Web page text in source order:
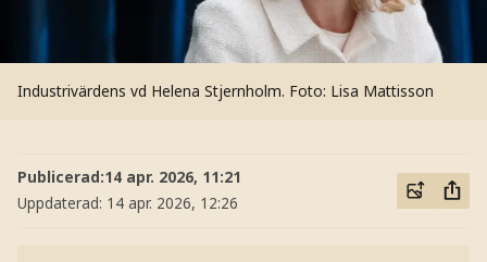
Industrivärdens vd Helena Stjernholm. Foto: Lisa Mattisson
Publicerad:14 apr. 2026, 11:21
Uppdaterad: 14 apr. 2026, 12:26